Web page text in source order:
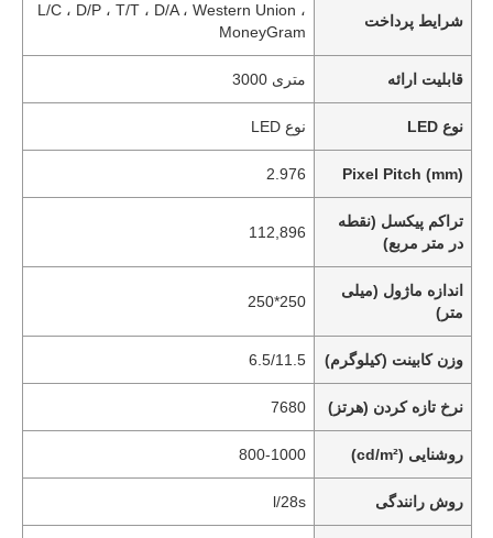
شرایط پرداخت
L/C ، D/P ، T/T ، D/A ، Western Union ،
MoneyGram
قابلیت ارائه متری 3000
نوع LED نوع LED
Pixel Pitch (mm)
2.976
تراکم پیکسل (نقطه
در متر مربع)
112,896
اندازه ماژول (میلی
متر)
250*250
وزن کابینت (کیلوگرم) 6.5/11.5
نرخ تازه کردن (هرتز) 7680
روشنایی (cd/m²) 800-1000
روش رانندگی l/28s